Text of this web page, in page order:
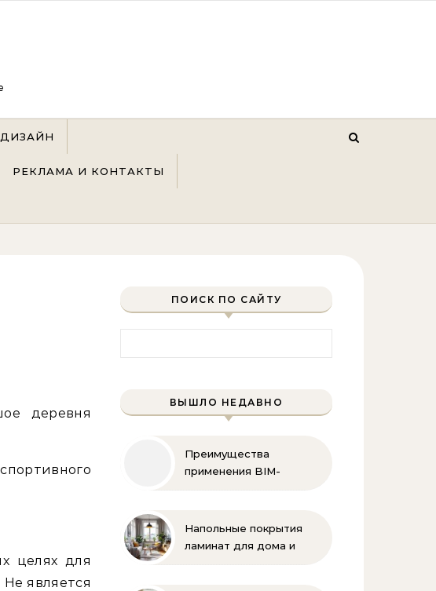
РЕКЛАМА И КОНТАКТЫ
деревня
целях для
является
ПОИСК ПО САЙТУ
ВЫШЛО НЕДАВНО
Преимущества
применения BIM-
Напольные покрытия
ламинат для дома и